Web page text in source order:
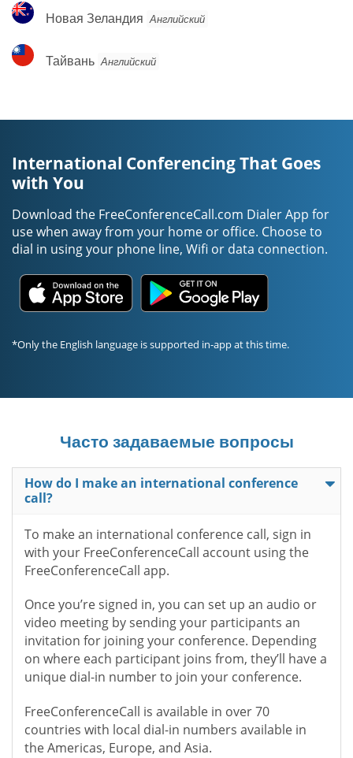
Новая
Зеландия
Новая Зеландия Английский
Тайвань
Тайвань Английский
International Conferencing That Goes
with You
Download the FreeConferenceCall.com Dialer App for
use when away from your home or office. Choose to
dial in using your phone line, Wifi or data connection.
*Only the English language is supported in-app at this time.
Часто задаваемые вопросы
How do I make an international conference
call?
To make an international conference call, sign in
with your FreeConferenceCall account using the
FreeConferenceCall app.
Once you’re signed in, you can set up an audio or
video meeting by sending your participants an
invitation for joining your conference. Depending
on where each participant joins from, they’ll have a
unique dial-in number to join your conference.
FreeConferenceCall is available in over 70
countries with local dial-in numbers available in
the Americas, Europe, and Asia.